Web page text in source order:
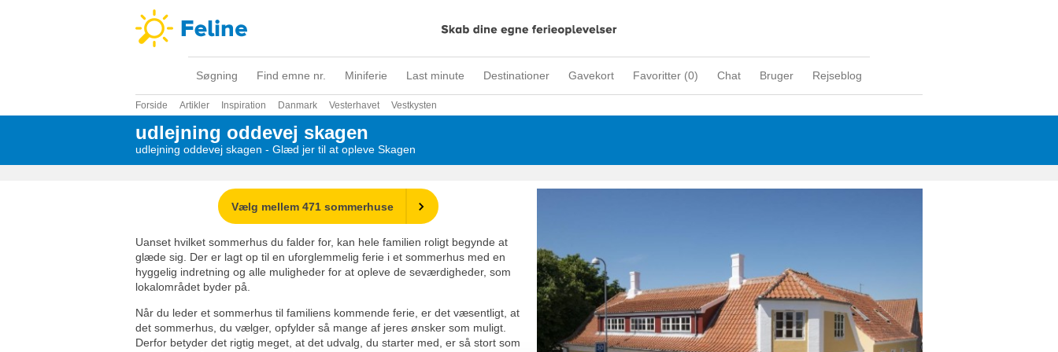
Søgning Find emne nr. Miniferie Last minute Destinationer Gavekort Favoritter (0) Chat Bruger Rejseblog
Forside Artikler Inspiration Danmark Vesterhavet Vestkysten
udlejning oddevej skagen
udlejning oddevej skagen - Glæd jer til at opleve Skagen
Vælg mellem 471 sommerhuse
Uanset hvilket sommerhus du falder for, kan hele familien roligt begynde at
glæde sig. Der er lagt op til en uforglemmelig ferie i et sommerhus med en
hyggelig indretning og alle muligheder for at opleve de seværdigheder, som
lokalområdet byder på.
Når du leder et sommerhus til familiens kommende ferie, er det væsentligt, at
det sommerhus, du vælger, opfylder så mange af jeres ønsker som muligt.
Derfor betyder det rigtig meget, at det udvalg, du starter med, er så stort som